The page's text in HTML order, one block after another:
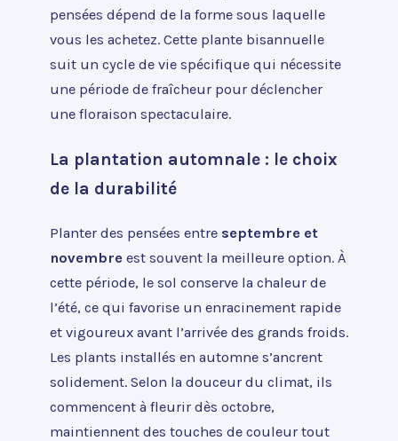
pensées dépend de la forme sous laquelle
vous les achetez. Cette plante bisannuelle
suit un cycle de vie spécifique qui nécessite
une période de fraîcheur pour déclencher
une floraison spectaculaire.
La plantation automnale : le choix
de la durabilité
Planter des pensées entre septembre et
novembre est souvent la meilleure option. À
cette période, le sol conserve la chaleur de
l’été, ce qui favorise un enracinement rapide
et vigoureux avant l’arrivée des grands froids.
Les plants installés en automne s’ancrent
solidement. Selon la douceur du climat, ils
commencent à fleurir dès octobre,
maintiennent des touches de couleur tout